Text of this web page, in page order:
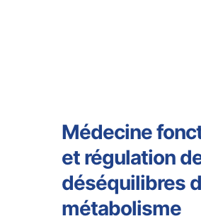
Médecine
et régulation
déséquilibres
métabolisme